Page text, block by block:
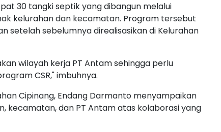
30 tangki septik yang dibangun melalui
kelurahan dan kecamatan. Program tersebut
setelah sebelumnya direalisasikan di Kelurahan
wilayah kerja PT Antam sehingga perlu
CSR," imbuhnya.
Cipinang, Endang Darmanto menyampaikan
kecamatan, dan PT Antam atas kolaborasi yang